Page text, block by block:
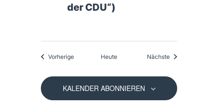
der CDU“)
VorherigeVeranstaltungen
Heute NächsteVeranstaltungen
KALENDER ABONNIEREN